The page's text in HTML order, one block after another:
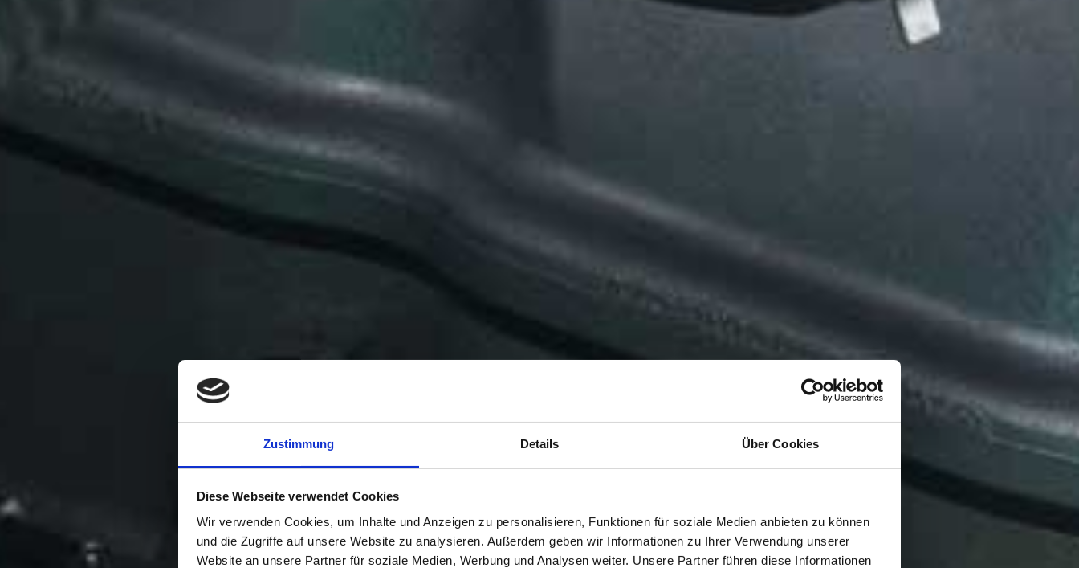
Zustimmung Details Über Cookies
Diese Webseite verwendet Cookies
Wir verwenden Cookies, um Inhalte und Anzeigen zu personalisieren, Funktionen für soziale Medien anbieten zu können
und die Zugriffe auf unsere Website zu analysieren. Außerdem geben wir Informationen zu Ihrer Verwendung unserer
Website an unsere Partner für soziale Medien, Werbung und Analysen weiter. Unsere Partner führen diese Informationen